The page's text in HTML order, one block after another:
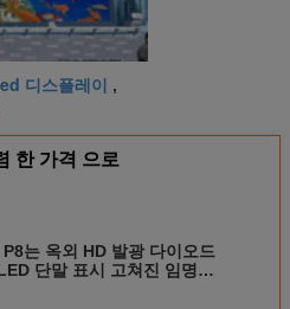
디스플레이 ,
한 가격 으로
P8는 옥외 HD 발광 다이오드
단말 표시 고쳐진 임명을